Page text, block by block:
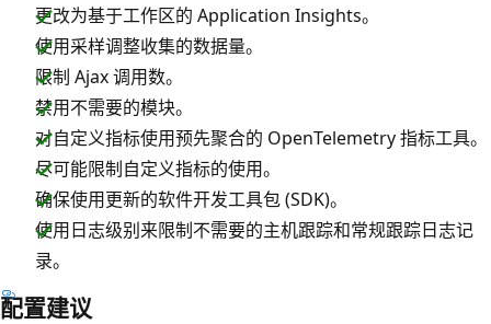
更改为基于工作区的 Application Insights。
使用采样调整收集的数据量。
限制 Ajax 调用数。
禁用不需要的模块。
对自定义指标使用预先聚合的 OpenTelemetry 指标工具。
尽可能限制自定义指标的使用。
确保使用更新的软件开发工具包 (SDK)。
使用日志级别来限制不需要的主机跟踪和常规跟踪日志记
录。
配置建议